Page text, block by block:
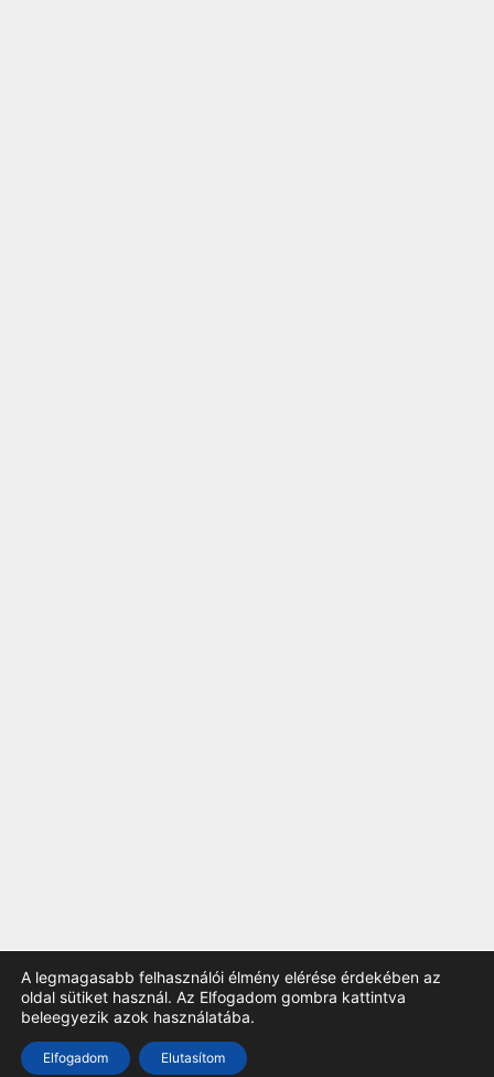
A legmagasabb felhasználói élmény elérése érdekében az
oldal sütiket használ. Az Elfogadom gombra kattintva
beleegyezik azok használatába.
Elfogadom Elutasítom